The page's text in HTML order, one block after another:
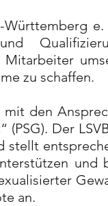
Württemberg
Mitarbeiter
zu schaffen.
mit den
(PSG). Der
stellt
an.